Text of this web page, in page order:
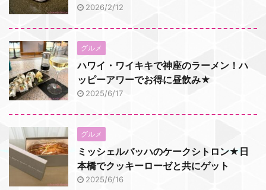
2026/2/12
グルメ
ハワイ・ワイキキで神座のラーメン！ハ
ッピーアワーでお得に昼飲み★
2025/6/17
グルメ
ミッシェルバッハのケークシトロン★日
本橋でクッキーローゼと共にゲット
2025/6/16